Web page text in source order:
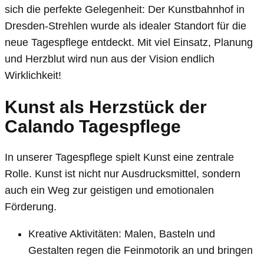
sich die perfekte Gelegenheit: Der Kunstbahnhof in
Dresden-Strehlen wurde als idealer Standort für die
neue Tagespflege entdeckt. Mit viel Einsatz, Planung
und Herzblut wird nun aus der Vision endlich
Wirklichkeit!
Kunst als Herzstück der
Calando Tagespflege
In unserer Tagespflege spielt Kunst eine zentrale
Rolle. Kunst ist nicht nur Ausdrucksmittel, sondern
auch ein Weg zur geistigen und emotionalen
Förderung.
Kreative Aktivitäten: Malen, Basteln und
Gestalten regen die Feinmotorik an und bringen